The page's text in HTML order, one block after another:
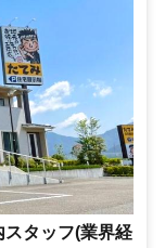
タッフ(業界経